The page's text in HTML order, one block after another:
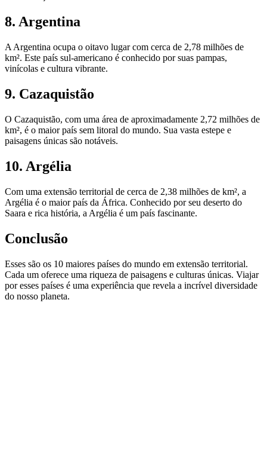
8. Argentina
A Argentina ocupa o oitavo lugar com cerca de 2,78 milhões de
km². Este país sul-americano é conhecido por suas pampas,
vinícolas e cultura vibrante.
9. Cazaquistão
O Cazaquistão, com uma área de aproximadamente 2,72 milhões de
km², é o maior país sem litoral do mundo. Sua vasta estepe e
paisagens únicas são notáveis.
10. Argélia
Com uma extensão territorial de cerca de 2,38 milhões de km², a
Argélia é o maior país da África. Conhecido por seu deserto do
Saara e rica história, a Argélia é um país fascinante.
Conclusão
Esses são os 10 maiores países do mundo em extensão territorial.
Cada um oferece uma riqueza de paisagens e culturas únicas. Viajar
por esses países é uma experiência que revela a incrível diversidade
do nosso planeta.